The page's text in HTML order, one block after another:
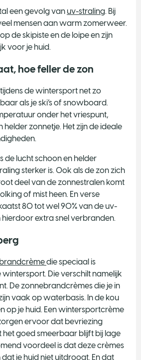
een gevolg van uv-straling. Bij
mensen aan warm zomerweer.
de skipiste en de loipe en zijn
voor je huid.
hoe feller de zon
de wintersport net zo
als je ski’s of snowboard.
onder het vriespunt,
helder zonnetje. Het zijn de ideale
de lucht schoon en helder
sterker is. Ook als de zon zich
deel van de zonnestralen komt
of mist heen. En verse
80 tot wel 90% van de uv-
hierdoor extra snel verbranden.
die speciaal is
Die verschilt namelijk
De zonnebrandcrèmes die je in
vaak op waterbasis. In de kou
op je huid. Een wintersportcrème
ervoor dat bevriezing
het goed smeerbaar blijft bij lage
voordeel is dat deze crèmes
je huid niet uitdroogt. En dat